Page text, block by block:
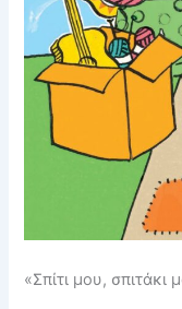
«Σπίτι μου, σπιτάκι